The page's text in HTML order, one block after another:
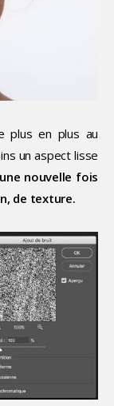
plus en plus au
un aspect lisse
nouvelle fois
de texture.